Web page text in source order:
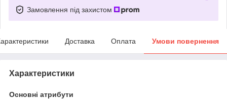
Замовлення під захистом
Доставка Оплата Умови повернення
Характеристики
Основні атрибути